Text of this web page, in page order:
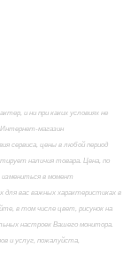
и ни при каких условиях не
магазин
сервиса, цены в любой период
наличия товара. Цена, по
в момент
для вас важных характеристиках в
в том числе цвет, рисунок на
настроек Вашего монитора.
и услуг, пожалуйста,